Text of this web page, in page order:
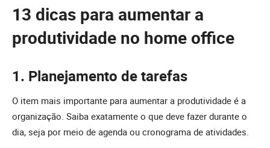
13 dicas para aumentar a
produtividade no home office
1. Planejamento de tarefas
O item mais importante para aumentar a produtividade é a
organização. Saiba exatamente o que deve fazer durante o
dia, seja por meio de agenda ou cronograma de atividades.